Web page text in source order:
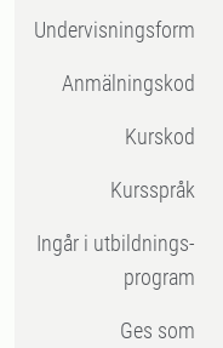
Undervisningsform
Anmälningskod
Kurskod
Kursspråk
Ingår i utbildnings-
program
Ges som